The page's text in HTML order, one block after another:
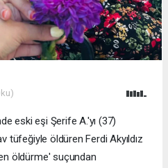
eski eşi Şerife A.'yı (37)
tüfeğiyle öldüren Ferdi Akyıldız
öldürme' suçundan